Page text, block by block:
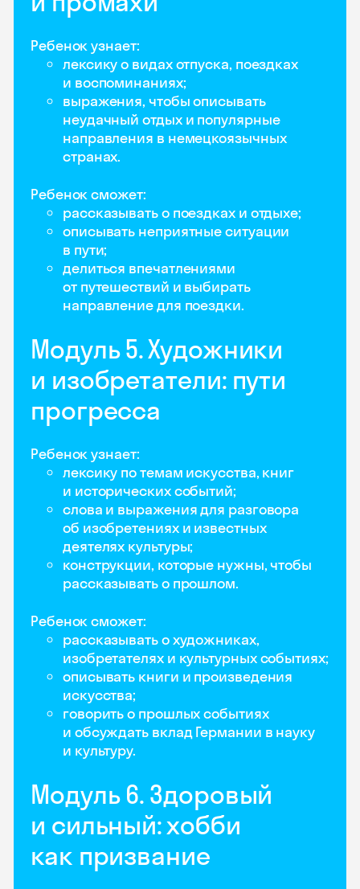
Ребенок узнает:
лексику о видах отпуска, поездках
и воспоминаниях;
выражения, чтобы описывать
неудачный отдых и популярные
направления в немецкоязычных
странах.
Ребенок сможет:
рассказывать о поездках и отдыхе;
описывать неприятные ситуации
в пути;
делиться впечатлениями
от путешествий и выбирать
направление для поездки.
Модуль 5. Художники
и изобретатели: пути
прогресса
Ребенок узнает:
лексику по темам искусства, книг
и исторических событий;
слова и выражения для разговора
об изобретениях и известных
деятелях культуры;
конструкции, которые нужны, чтобы
рассказывать о прошлом.
Ребенок сможет:
рассказывать о художниках,
изобретателях и культурных событиях;
описывать книги и произведения
искусства;
говорить о прошлых событиях
и обсуждать вклад Германии в науку
и культуру.
Модуль 6. Здоровый
и сильный: хобби
как призвание